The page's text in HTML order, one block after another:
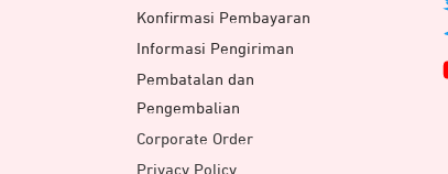
Konfirmasi Pembayaran
Informasi Pengiriman
Pembatalan dan
Pengembalian
Corporate Order
Privacy Policy